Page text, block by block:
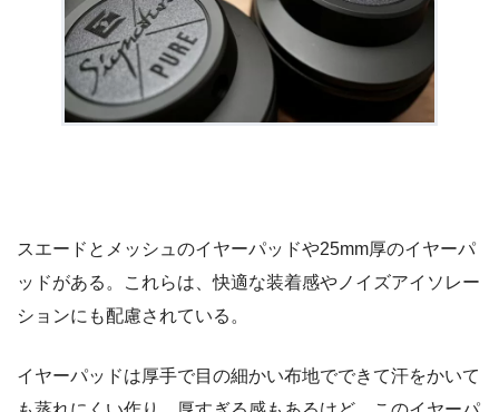
スエードとメッシュのイヤーパッドや25mm厚のイヤーパ
ッドがある。これらは、快適な装着感やノイズアイソレー
ションにも配慮されている。
イヤーパッドは厚手で目の細かい布地でできて汗をかいて